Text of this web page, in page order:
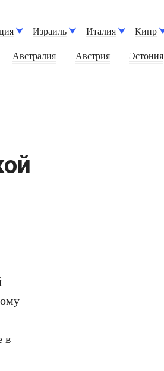
Израиль Италия Кипр
Австралия Австрия Эстония
в